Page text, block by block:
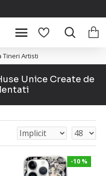
Tineri Artisti
Unice Create de
-10 %